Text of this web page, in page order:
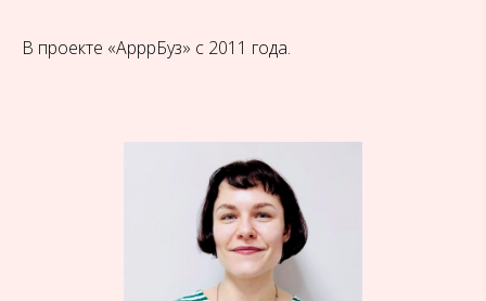
В проекте «АрррБуз» с 2011 года.